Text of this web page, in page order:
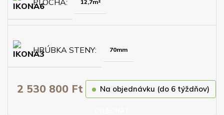
12,7m²
HRÚBKA STENY 70mm
2 530 800 Ft Na objednávku (do 6 týždňov)